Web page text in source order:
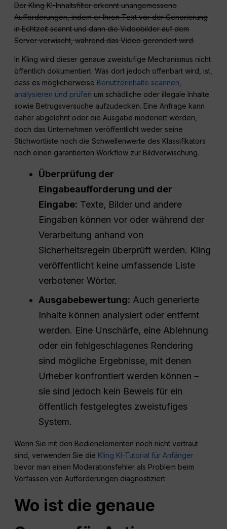
Der Kling KI-Inhaltsfilter erkennt unangemessene
Aufforderungen, indem er Ihren Text vor der Generierung
in Echtzeit scannt und dann die Videobilder auf dem
Server verwischt, während das Video gerendert wird.
In Kling wird dieser genaue zweistufige Mechanismus nicht
öffentlich dokumentiert. Was dort jedoch offenbart wird, ist,
dass es möglicherweise Benutzerinhalte scannen,
analysieren und prüfen um schädliche oder illegale Inhalte
sowie Betrugsversuche aufzudecken. Eine Anfrage kann
daher abgelehnt oder die Ausgabe moderiert werden,
doch das Unternehmen veröffentlicht weder seine
Stichwortliste noch die Schwellenwerte des Klassifikators
noch einen garantierten Workflow zur Bildverwischung.
Überprüfung der
Eingabeaufforderung und der
Eingabe: Texte, Bilder und andere
Eingaben können vor oder während der
Verarbeitung anhand von
Sicherheitsregeln überprüft werden. Kling
veröffentlicht keine umfassende Liste
verbotener Wörter.
Ausgabebewertung: Auch generierte
Inhalte können analysiert oder entfernt
werden. Eine Unschärfe, eine Ablehnung
oder ein fehlgeschlagenes Rendering
sind mögliche Ergebnisse, mit denen
Urheber konfrontiert werden können –
sie sind jedoch kein Beweis für ein
öffentlich festgelegtes zweistufiges
System.
Wenn Sie mit den Bedienelementen noch nicht vertraut
sind, verwenden Sie die Kling KI-Tutorial für Anfänger
bevor man einen Moderationsfehler als Problem beim
Verfassen von Aufforderungen diagnostiziert.
Wo ist die genaue